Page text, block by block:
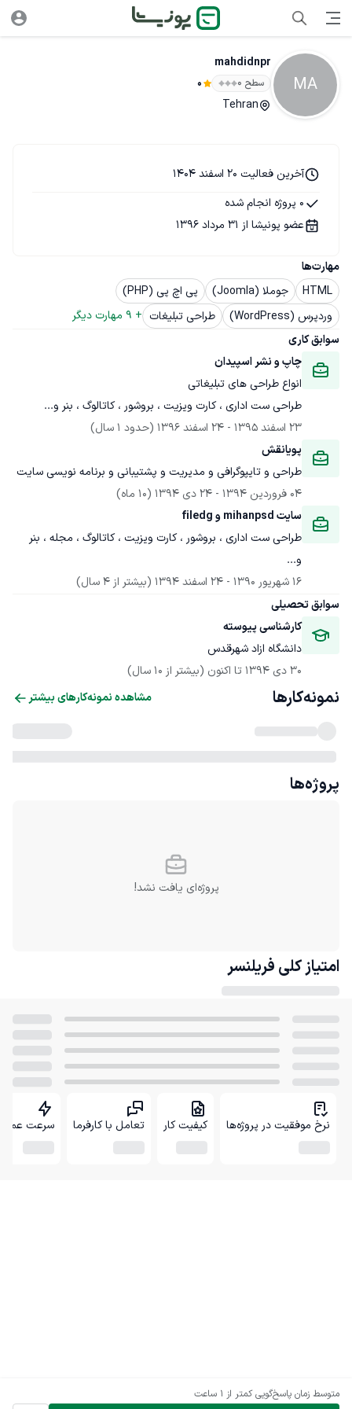
MA
mahdidnpr
سطح ۰ 0
Tehran
متوسط زمان پاسخ‌گویی کمتر از 1 ساعت
مهارت‌ها
HTML
جوملا (Joomla)
پی اچ پی (PHP)
وردپرس (WordPress)
طراحی تبلیغات +
9 مهارت دیگر
سوابق کاری
چاپ و نشر اسپیدان
طراحی ست اداری ، کارت ویزیت ، بروشور ، کاتالوگ ، بنر و...
23 اسفند 1395
- 24 اسفند 1396
(حدود 1 سال)
پویانقش
طراحی و تایپوگرافی و مدیریت و پشتیبانی و برنامه نویسی سایت
04 فروردین 1394
- 24 دی 1394
(10 ماه)
سایت mihanpsd و filedg
طراحی ست اداری ، بروشور ، کارت ویزیت ، کاتالوگ ، مجله ، بنر
و...
16 شهریور 1390
- 24 اسفند 1394
(بیشتر از 4 سال)
سوابق تحصیلی
کارشناسی پیوسته
دانشگاه ازاد شهرقدس
30 دی 1394
تا اکنون (بیشتر از 10 سال)
آخرین فعالیت 20 اسفند 1404
0 پروژه انجام شده
عضو پونیشا از 31 مرداد 1396
نمونه‌کارها مشاهده نمونه‌کارهای بیشتر
پروژه‌ها
پروژه‌ای یافت نشد!
امتیاز کلی فریلنسر
نرخ موفقیت در پروژه‌ها کیفیت کار تعامل با کارفرما سرعت عمل